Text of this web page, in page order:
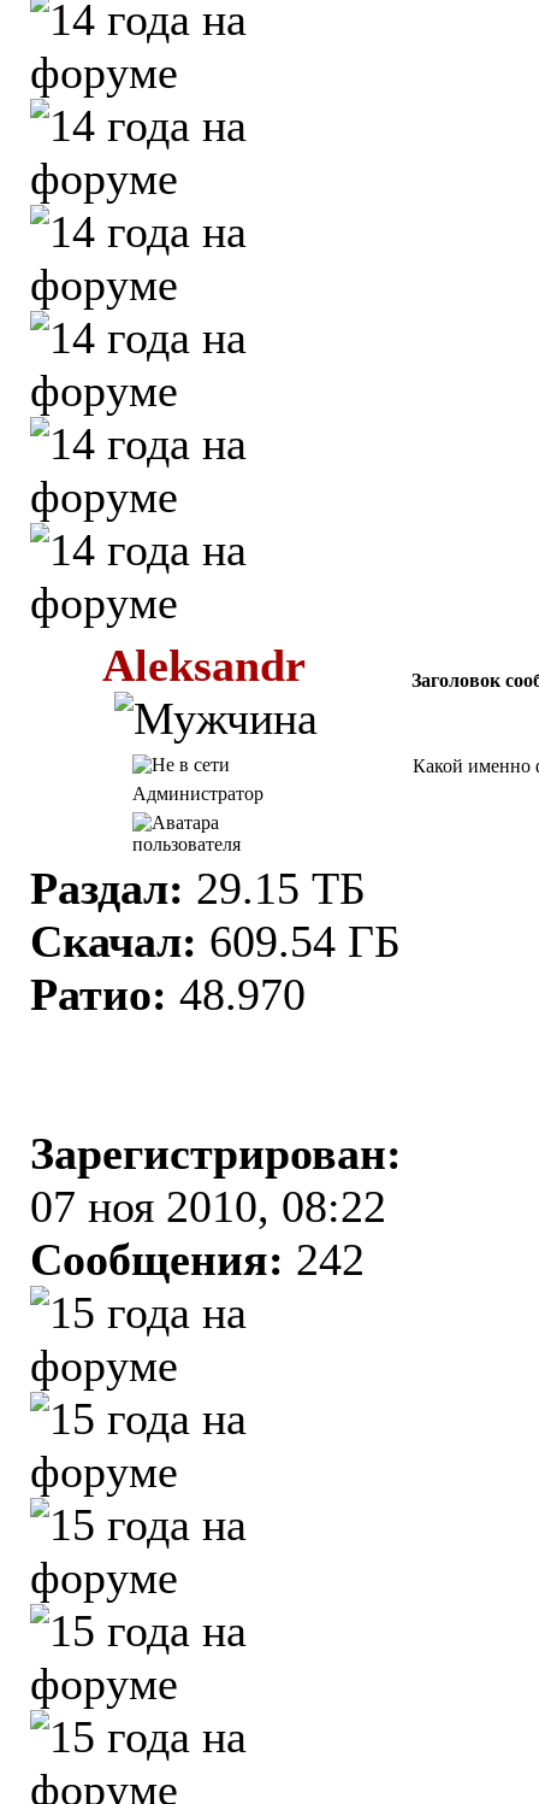
Aleksandr Заголовок
Администратор
Раздал: 29.15 ТБ
Скачал: 609.54 ГБ
Ратио: 48.970
Зарегистрирован:
07 ноя 2010, 08:22
Сообщения: 242
Какой именно